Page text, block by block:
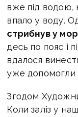
вже під водою,
впало у воду.
стрибнув у
десь по пояс і
вдалося
уже допомогли
Згодом
Коли заліз у